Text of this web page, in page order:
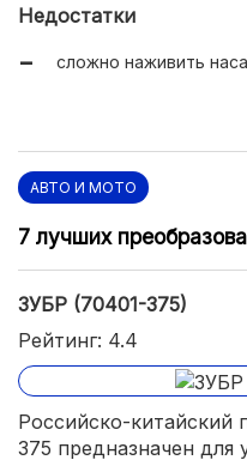
Недостатки
сложно наживить
АВТО И МОТО
7 лучших
ЗУБР (70401-375)
Рейтинг: 4.4
Российско-китайский
375 предназначен для